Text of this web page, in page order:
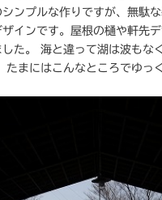
シンプルな作りですが、無駄
インです。屋根の樋や軒先
た。 海と違って湖は波もな
たまにはこんなところでゆっ